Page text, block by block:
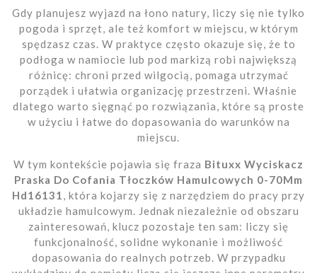
Gdy planujesz wyjazd na łono natury, liczy się nie tylko
pogoda i sprzęt, ale też komfort w miejscu, w którym
spędzasz czas. W praktyce często okazuje się, że to
podłoga w namiocie lub pod markizą robi największą
różnicę: chroni przed wilgocią, pomaga utrzymać
porządek i ułatwia organizację przestrzeni. Właśnie
dlatego warto sięgnąć po rozwiązania, które są proste
w użyciu i łatwe do dopasowania do warunków na
miejscu.
W tym kontekście pojawia się fraza Bituxx Wyciskacz
Praska Do Cofania Tłoczków Hamulcowych 0-70Mm
Hd16131, która kojarzy się z narzędziem do pracy przy
układzie hamulcowym. Jednak niezależnie od obszaru
zainteresowań, klucz pozostaje ten sam: liczy się
funkcjonalność, solidne wykonanie i możliwość
dopasowania do realnych potrzeb. W przypadku